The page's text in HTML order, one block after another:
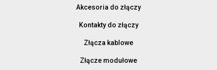
Akcesoria do złączy
Kontakty do złączy
Złącza kablowe
Złącze modułowe